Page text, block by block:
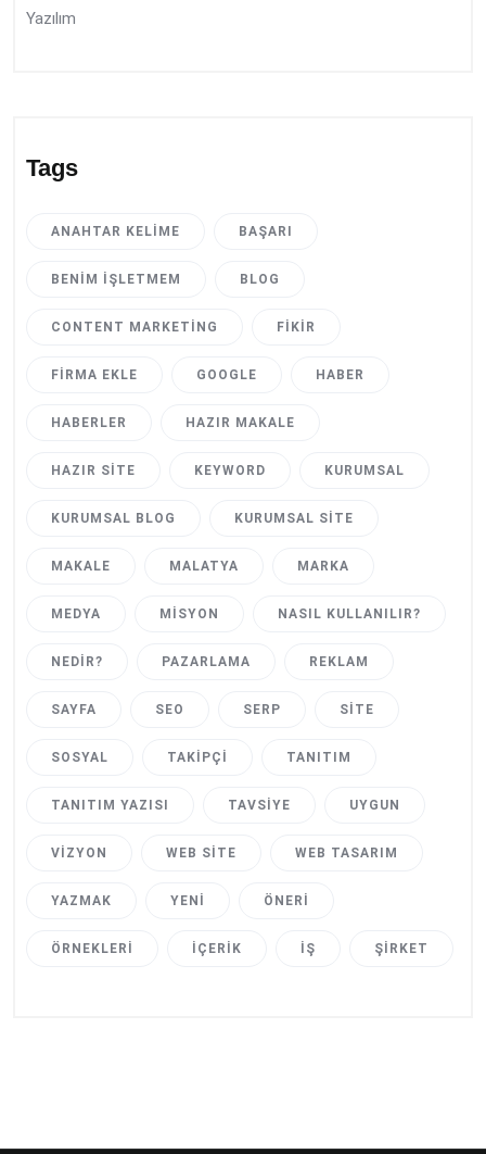
Yazılım
Tags
ANAHTAR KELIME BAŞARI
BENIM İŞLETMEM BLOG
CONTENT MARKETING FIKIR
FIRMA EKLE GOOGLE HABER
HABERLER HAZIR MAKALE
HAZIR SITE KEYWORD KURUMSAL
KURUMSAL BLOG KURUMSAL SITE
MAKALE MALATYA MARKA
MEDYA MISYON NASIL KULLANILIR?
NEDIR? PAZARLAMA REKLAM
SAYFA SEO SERP SITE
SOSYAL TAKIPÇI TANITIM
TANITIM YAZISI TAVSIYE UYGUN
VIZYON WEB SITE WEB TASARIM
YAZMAK YENI ÖNERI
ÖRNEKLERI İÇERIK İŞ ŞIRKET